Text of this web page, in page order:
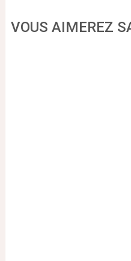
VOUS AIMEREZ